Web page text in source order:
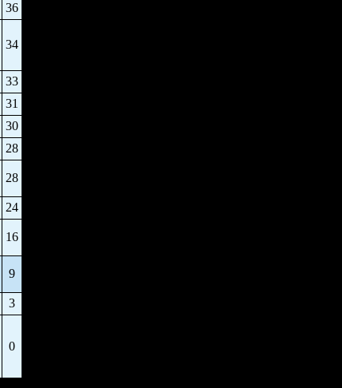
36
34
33
31
30
28
28
24
16
9
3
0